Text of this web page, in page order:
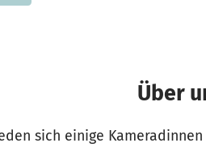
Über
sich einige